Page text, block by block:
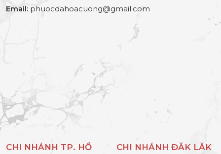
Email: phuocdahoacuong@gmail.com
CHI NHÁNH TP. HỒ
CHI NHÁNH ĐĂK LĂK